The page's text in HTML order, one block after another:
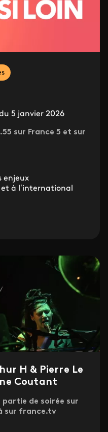
5 janvier 2026
sur France 5 et sur
enjeux
à l’international
H & Pierre Le
Coutant
partie de soirée sur
sur france.tv